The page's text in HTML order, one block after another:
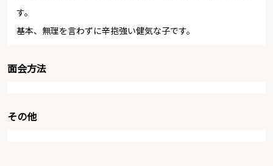
す。
基本、無理を言わずに辛抱強い健気な子です。
面会方法
その他